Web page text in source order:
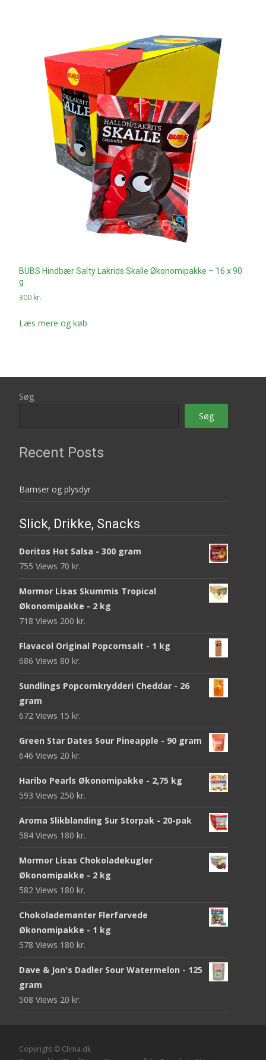
BUBS Hindbær Salty Lakrids Skalle Økonomipakke – 16 x 90
g
300 kr.
Læs mere og køb
Søg
Søg
Recent Posts
Bamser og plysdyr
Slick, Drikke, Snacks
Doritos Hot Salsa - 300 gram
755 Views 70 kr.
Mormor Lisas Skummis Tropical
Økonomipakke - 2 kg
718 Views 200 kr.
Flavacol Original Popcornsalt - 1 kg
686 Views 80 kr.
Sundlings Popcornkrydderi Cheddar - 26
gram
672 Views 15 kr.
Green Star Dates Sour Pineapple - 90 gram
646 Views 20 kr.
Haribo Pearls Økonomipakke - 2,75 kg
593 Views 250 kr.
Aroma Slikblanding Sur Storpak - 20-pak
584 Views 180 kr.
Mormor Lisas Chokoladekugler
Økonomipakke - 2 kg
582 Views 180 kr.
Chokolademønter Flerfarvede
Økonomipakke - 1 kg
578 Views 180 kr.
Dave & Jon's Dadler Sour Watermelon - 125
gram
508 Views 20 kr.
Copyright © Clima.dk